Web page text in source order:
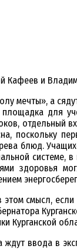
Кафеев и
мечты», а
для
поскольку
блюд.
системе,
здоровья
смысл,
Курганской
ввода в